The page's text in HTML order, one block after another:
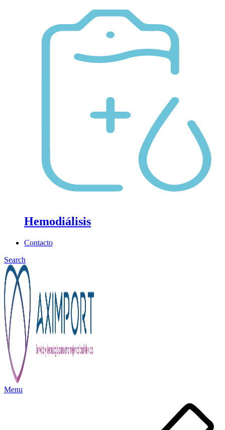
Hemodiálisis
Contacto
Search
Menu